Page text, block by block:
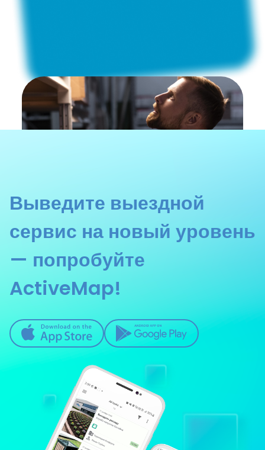
Выведите выездной
сервис на новый уровень
— попробуйте
ActiveMap!